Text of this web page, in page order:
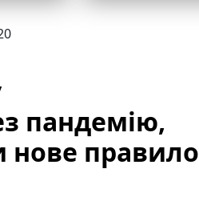
пандемію,
нове правило